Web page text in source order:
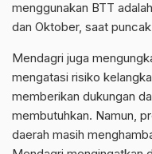
menggunakan BTT
dan Oktober, saat
Mendagri juga
mengatasi risiko
memberikan dukungan
membutuhkan. Namun,
daerah masih